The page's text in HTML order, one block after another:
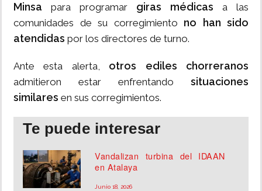
Minsa para programar giras médicas a las
comunidades de su corregimiento no han sido
atendidas por los directores de turno.
Ante esta alerta, otros ediles chorreranos
admitieron estar enfrentando situaciones
similares en sus corregimientos.
Te puede interesar
Vandalizan turbina del IDAAN
en Atalaya
Junio 18, 2026